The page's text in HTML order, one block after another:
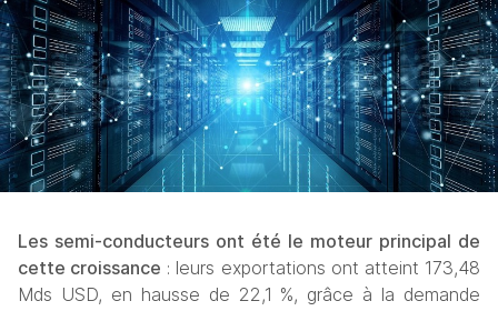
Les semi-conducteurs ont été le moteur principal de
cette croissance : leurs exportations ont atteint 173,48
Mds USD, en hausse de 22,1 %, grâce à la demande